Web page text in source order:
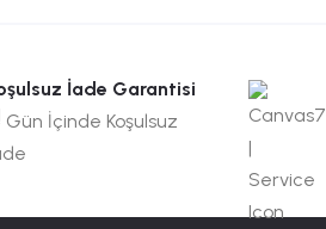
İade Garantisi
Gün İçinde Koşulsuz